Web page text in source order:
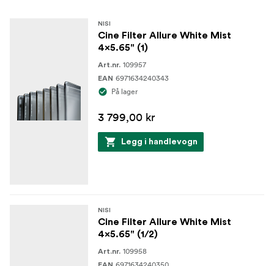
NISI
Cine Filter Allure White Mist
4x5.65" (1)
Art.nr. 109957
EAN 6971634240343
På lager
3 799,00 kr
Legg i handlevogn
NISI
Cine Filter Allure White Mist
4x5.65" (1/2)
Art.nr. 109958